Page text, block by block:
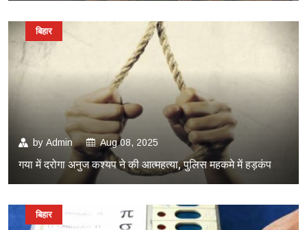
by Admin Aug 08, 2025
गया में दरोगा अनुज कश्यप ने की आत्महत्या, पुलिस महकमे में हड़कंप
बिहार
बिहार